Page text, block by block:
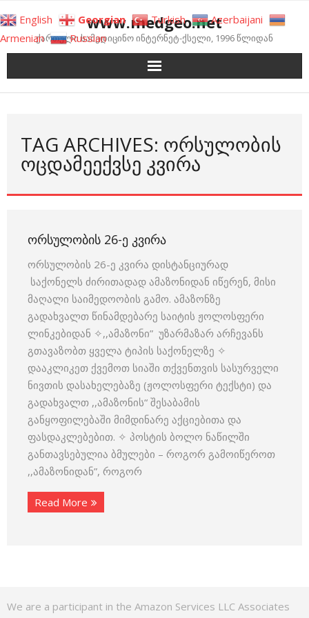
to
content
www.medgeo.net
ქართული სამედიცინო ინტერნეტ-ქსელი, 1996 წლიდან
TAG ARCHIVES: ᲝᲠᲡᲣᲚᲝᲑᲘᲡ
ᲝᲪᲓᲐᲛᲔᲔᲥᲕᲡᲔ ᲙᲕᲘᲠᲐ
ᲝᲠᲡᲣᲚᲝᲑᲘᲡ 26-Ე ᲙᲕᲘᲠᲐ
ორსულობის 26-ე კვირა დისტანციურად
საქონელს ძირითადად ამაზონიდან იწერენ, მისი
მაღალი საიმედოობის გამო. ამაზონზე
გადახვალთ წინამდებარე საიტის ჟოლოსფერი
ლინკებიდან ✧,,ამაზონი” უზარმაზარ არჩევანს
გთავაზობთ ყველა ტიპის საქონელზე ✧
დააკლიკეთ ქვემოთ სიაში თქვენთვის სასურველი
ნივთის დასახელებაზე (ჟოლოსფერი ტექსტი) და
გადახვალთ ,,ამაზონის“ შესაბამის
განყოფილებაში მიმდინარე აქციებითა და
ფასდაკლებებით. ✧ პოსტის ბოლო ნაწილში
განთავსებულია ბმულები – როგორ გამოიწეროთ
,,ამაზონიდან”, როგორ
Read More
We are a participant in the Amazon Services LLC Associates
English Georgian Turkish
Azerbaijani
Armenian
Russian